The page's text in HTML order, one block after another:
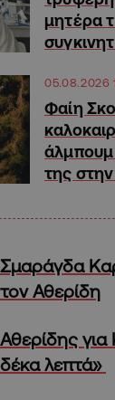
μητέρα
05.08.2026
Φαίη
άλμπουμ
της
Σμαράγδα
τον Αθερίδη
Αθερίδης
δέκα λεπτά»